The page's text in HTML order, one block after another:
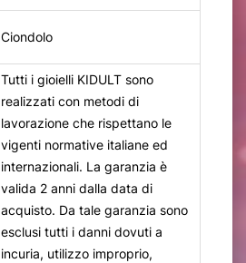
Ciondolo
Tutti i gioielli KIDULT sono
realizzati con metodi di
lavorazione che rispettano le
vigenti normative italiane ed
internazionali. La garanzia è
valida 2 anni dalla data di
acquisto. Da tale garanzia sono
esclusi tutti i danni dovuti a
incuria, utilizzo improprio,